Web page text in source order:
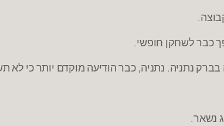
כבר לשחקן חופשי.
נתניה. נתניה, כבר הודיעה מוקדם יותר כי
נשאר.